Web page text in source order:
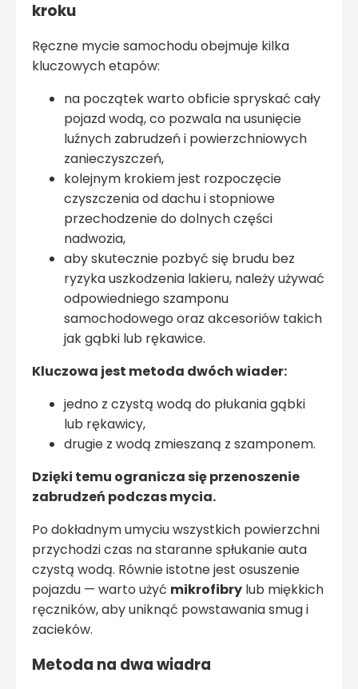
kroku
Ręczne mycie samochodu obejmuje kilka
kluczowych etapów:
na początek warto obficie spryskać cały
pojazd wodą, co pozwala na usunięcie
luźnych zabrudzeń i powierzchniowych
zanieczyszczeń,
kolejnym krokiem jest rozpoczęcie
czyszczenia od dachu i stopniowe
przechodzenie do dolnych części
nadwozia,
aby skutecznie pozbyć się brudu bez
ryzyka uszkodzenia lakieru, należy używać
odpowiedniego szamponu
samochodowego oraz akcesoriów takich
jak gąbki lub rękawice.
Kluczowa jest metoda dwóch wiader:
jedno z czystą wodą do płukania gąbki
lub rękawicy,
drugie z wodą zmieszaną z szamponem.
Dzięki temu ogranicza się przenoszenie
zabrudzeń podczas mycia.
Po dokładnym umyciu wszystkich powierzchni
przychodzi czas na staranne spłukanie auta
czystą wodą. Równie istotne jest osuszenie
pojazdu — warto użyć mikrofibry lub miękkich
ręczników, aby uniknąć powstawania smug i
zacieków.
Metoda na dwa wiadra